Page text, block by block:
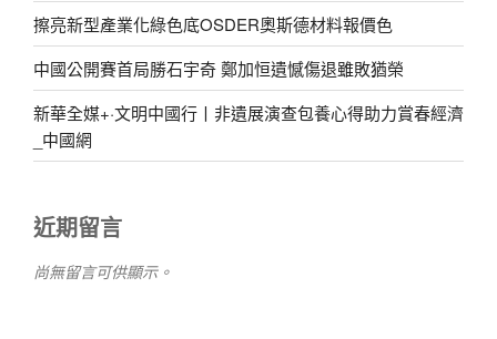
擦亮新型產業化綠色底OSDER奧斯德材料報價色
中國公開賽首局勝石宇奇 鄭加恒遺憾傷退雖敗猶榮
新華全媒+·文明中國行丨非遺展演查包養心得助力賞春經濟
_中國網
近期留言
尚無留言可供顯示。